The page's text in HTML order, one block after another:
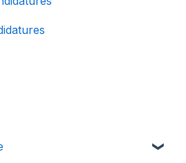
d'emplois à Wink